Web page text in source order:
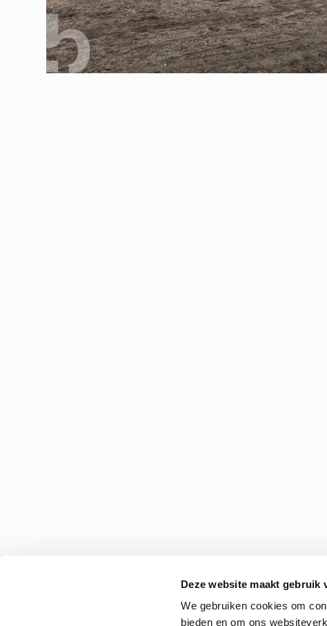
Deze website maakt gebruik
We gebruiken cookies om
bieden en om ons